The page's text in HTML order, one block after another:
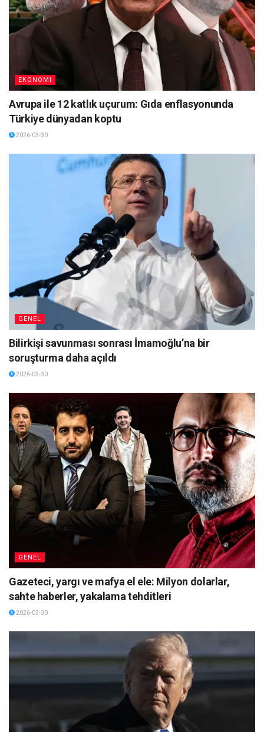
EKONOMI
Avrupa ile 12 katlık uçurum: Gıda enflasyonunda
Türkiye dünyadan koptu
2026-03-30
GENEL
Bilirkişi savunması sonrası İmamoğlu’na bir
soruşturma daha açıldı
2026-03-30
GENEL
Gazeteci, yargı ve mafya el ele: Milyon dolarlar,
sahte haberler, yakalama tehditleri
2026-03-30